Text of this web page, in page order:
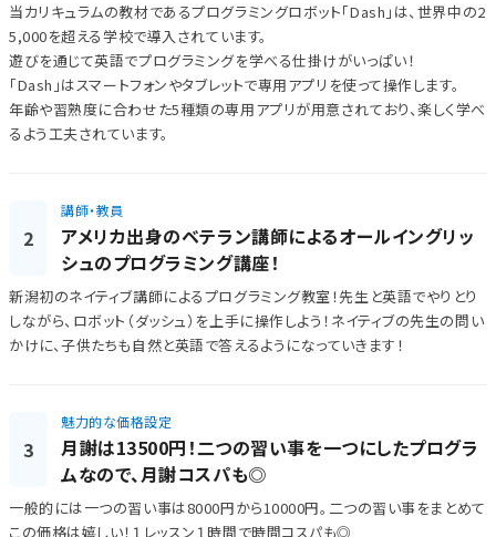
当カリキュラムの教材であるプログラミングロボット「Dash」は、世界中の2
5,000を超える学校で導入されています。
遊びを通じて英語でプログラミングを学べる仕掛けがいっぱい！
「Dash」はスマートフォンやタブレットで専用アプリを使って操作します。
年齢や習熟度に合わせた5種類の専用アプリが用意されており、楽しく学べ
るよう工夫されています。
2
講師・教員
アメリカ出身のベテラン講師によるオールイングリッ
シュのプログラミング講座！
新潟初のネイティブ講師によるプログラミング教室！先生と英語でやりとり
しながら、ロボット（ダッシュ）を上手に操作しよう！ネイティブの先生の問い
かけに、子供たちも自然と英語で答えるようになっていきます！
3
魅力的な価格設定
月謝は13500円！二つの習い事を一つにしたプログラ
ムなので、月謝コスパも◎
一般的には一つの習い事は8000円から10000円。二つの習い事をまとめて
この価格は嬉しい！１レッスン１時間で時間コスパも◎